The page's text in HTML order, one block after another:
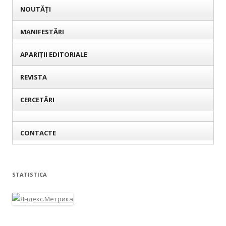
NOUTĂȚI
MANIFESTĂRI
APARIȚII EDITORIALE
REVISTA
CERCETĂRI
CONTACTE
STATISTICA